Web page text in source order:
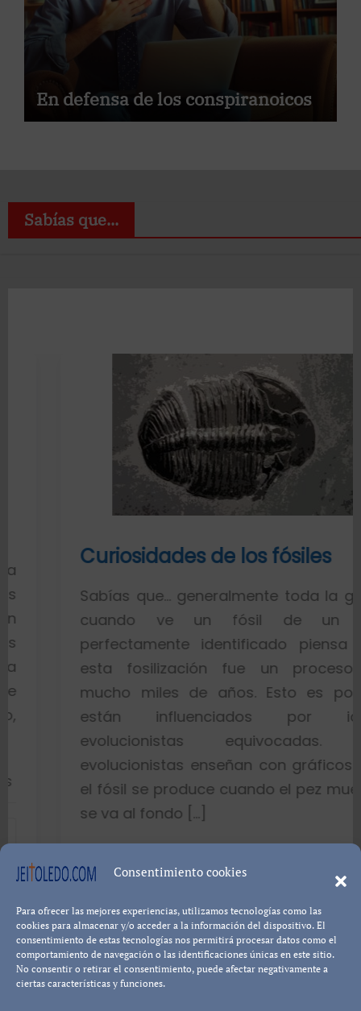
Consentimiento cookies
Para ofrecer las mejores experiencias, utilizamos tecnologías como las
cookies para almacenar y/o acceder a la información del dispositivo. El
consentimiento de estas tecnologías nos permitirá procesar datos como el
comportamiento de navegación o las identificaciones únicas en este sitio.
No consentir o retirar el consentimiento, puede afectar negativamente a
ciertas características y funciones.
En defensa de los conspiranoicos
Sabías que...
Curiosidades de los fósiles
Sabías que… generalmente toda la gente
cuando ve un fósil de un pez
perfectamente identificado piensa que
esta fosilización fue un proceso de
mucho miles de años. Esto es porque
están influenciados por ideas
evolucionistas equivocadas. Los
evolucionistas enseñan con gráficos que
el fósil se produce cuando el pez muere y
se va al fondo […]
Pablo Blanco Leer más...